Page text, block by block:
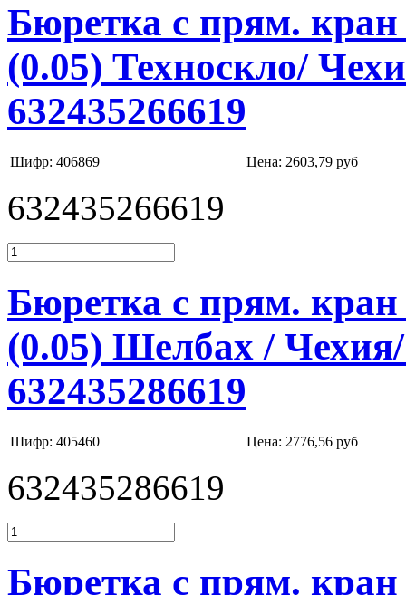
Бюретка с прям.
(0.05) Техноскло/
632435266619
Шифр: 406869 Цена: 2603,79 руб
632435266619
Бюретка с прям.
(0.05) Шелбах /
632435286619
Шифр: 405460 Цена: 2776,56 руб
632435286619
Бюретка с прям.